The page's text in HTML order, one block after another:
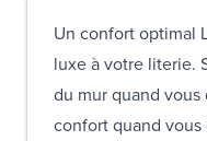
Un confort optimal
luxe à votre literie.
du mur quand
confort quand vous